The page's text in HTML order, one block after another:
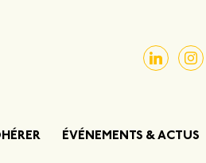
ÉVÉNEMENTS & ACTUS